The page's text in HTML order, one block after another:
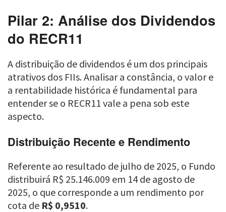
Pilar 2: Análise dos Dividendos
do RECR11
A distribuição de dividendos é um dos principais
atrativos dos FIIs. Analisar a constância, o valor e
a rentabilidade histórica é fundamental para
entender se o RECR11 vale a pena sob este
aspecto.
Distribuição Recente e Rendimento
Referente ao resultado de julho de 2025, o Fundo
distribuirá R$ 25.146.009 em 14 de agosto de
2025, o que corresponde a um rendimento por
cota de R$ 0,9510.